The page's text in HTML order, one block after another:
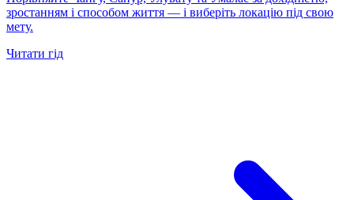
зростанням і способом життя — і виберіть локацію під свою
мету.
Читати гід